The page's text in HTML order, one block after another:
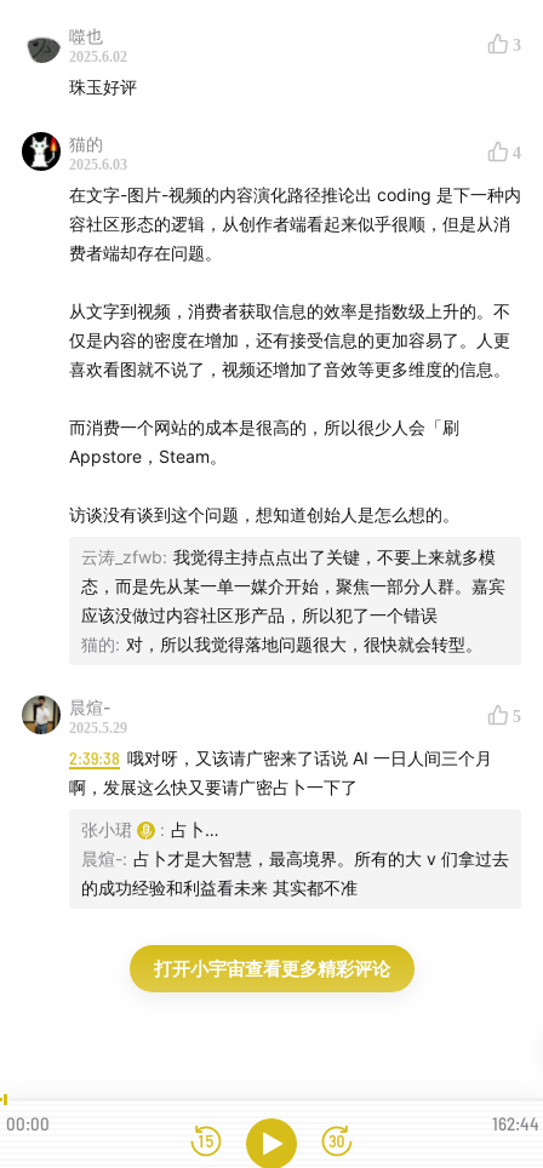
01:49:50基础模型在造更聪明的人，应用公司在通过环境/
经验适用我们的生产需求
01:53:54我设想的OS Agent：它是活的
01:58:26Agent接下来会像人类社会出现部落，遇到信任
问题，需要身份证、密码锁
02:03:33过去2年对AI技术和产品的观察（以更高效的方
式消耗token、压榨智能）
02:14:50给你的员工提供情绪价值
02:19:5390后founders更自信、更洒脱、更叛逆
02:21:17融资风生水起，我却感觉如履薄冰
02:23:35有意识地对抗Ego
02:33:45
02:36:57最后的快问快答
可能
噬也
2025.6.02
3
珠玉好评
猫的
2025.6.03
4
在文字-图片-视频的内容演化路径推论出 coding 是下一种内
容社区形态的逻辑，从创作者端看起来似乎很顺，但是从消
费者端却存在问题。
从文字到视频，消费者获取信息的效率是指数级上升的。不
仅是内容的密度在增加，还有接受信息的更加容易了。人更
喜欢看图就不说了，视频还增加了音效等更多维度的信息。
而消费一个网站的成本是很高的，所以很少人会「刷
Appstore，Steam。
访谈没有谈到这个问题，想知道创始人是怎么想的。
云涛_zfwb: 我觉得主持点点出了关键，不要上来就多模
态，而是先从某一单一媒介开始，聚焦一部分人群。嘉宾
应该没做过内容社区形产品，所以犯了一个错误
猫的: 对，所以我觉得落地问题很大，很快就会转型。
晨煊-
2025.5.29
5
2:39:38 哦对呀，又该请广密来了话说 AI 一日人间三个月
啊，发展这么快又要请广密占卜一下了
张小珺 : 占卜…
晨煊-: 占卜才是大智慧，最高境界。所有的大 v 们拿过去
的成功经验和利益看未来 其实都不准
打开小宇宙查看更多精彩评论
00:00 162:44